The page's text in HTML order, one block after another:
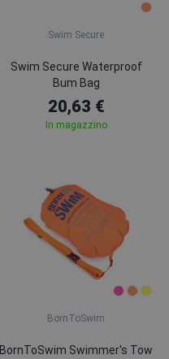
Swim Secure
Swim Secure Waterproof
Bum Bag
20,63 €
In magazzino
BornToSwim
BornToSwim Swimmer's Tow